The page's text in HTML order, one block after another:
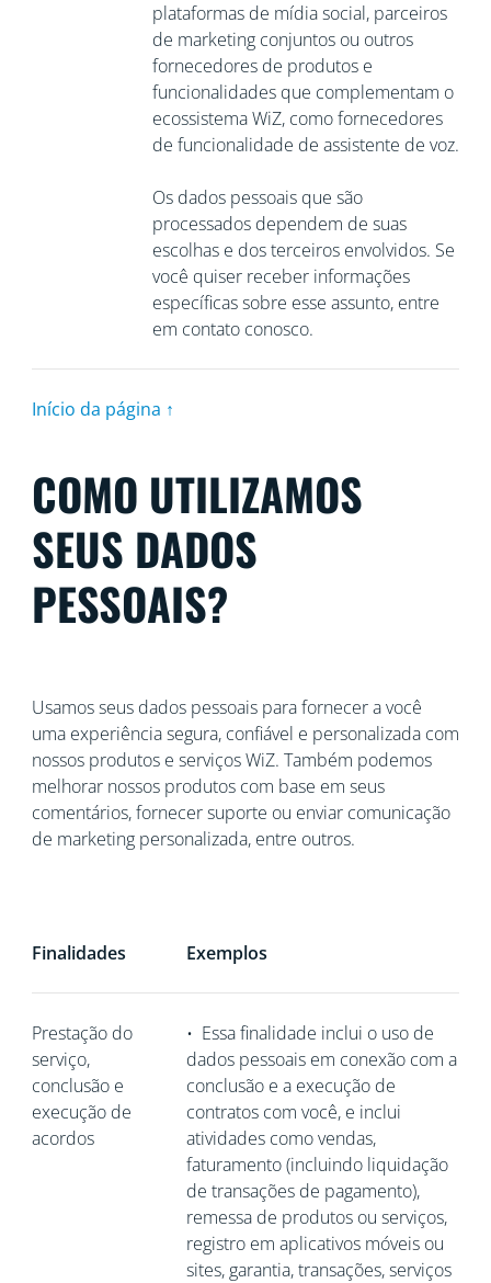
plataformas de mídia social, parceiros
de marketing conjuntos ou outros
fornecedores de produtos e
funcionalidades que complementam o
ecossistema WiZ, como fornecedores
de funcionalidade de assistente de voz.
Os dados pessoais que são
processados dependem de suas
escolhas e dos terceiros envolvidos. Se
você quiser receber informações
específicas sobre esse assunto, entre
em contato conosco.
Início da página ↑
COMO UTILIZAMOS
SEUS DADOS
PESSOAIS?
Usamos seus dados pessoais para fornecer a você
uma experiência segura, confiável e personalizada com
nossos produtos e serviços WiZ. Também podemos
melhorar nossos produtos com base em seus
comentários, fornecer suporte ou enviar comunicação
de marketing personalizada, entre outros.
Finalidades Exemplos
Prestação do
serviço,
conclusão e
execução de
acordos
• Essa finalidade inclui o uso de
dados pessoais em conexão com a
conclusão e a execução de
contratos com você, e inclui
atividades como vendas,
faturamento (incluindo liquidação
de transações de pagamento),
remessa de produtos ou serviços,
registro em aplicativos móveis ou
sites, garantia, transações, serviços